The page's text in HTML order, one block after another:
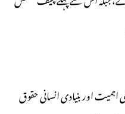
اہمیت اور بنیادی انسانی حقوق